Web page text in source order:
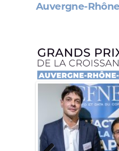
Auvergne-